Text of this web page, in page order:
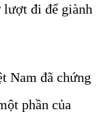
lượt đi để giành
Nam đã chứng
phần của